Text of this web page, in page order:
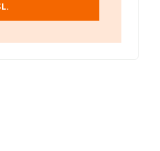
a nivel nacional la
de ventas entre
es de 3.